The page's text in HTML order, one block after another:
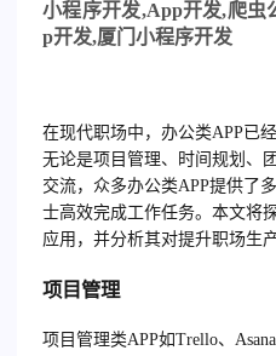
小程序开发,App开发,爬虫
p开发,厦门小程序开发
在现代职场中，办公类APP已
无论是项目管理、时间规划、
交流，众多办公类APP提供了
士高效完成工作任务。本文将
应用，并分析其对提升职场生
项目管理
项目管理类APP如Trello、